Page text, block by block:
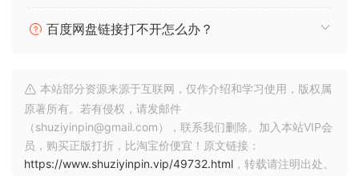
百度网盘链接打不开怎么办？
本站部分资源来源于互联网，仅作介绍和学习使用，版权属
原著所有。若有侵权，请发邮件
（shuziyinpin@gmail.com），联系我们删除。加入本站VIP会
员，购买正版打折，比淘宝价便宜！原文链接：
https://www.shuziyinpin.vip/49732.html ，转载请注明出处。